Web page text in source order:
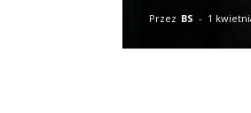
Przez BS - 1